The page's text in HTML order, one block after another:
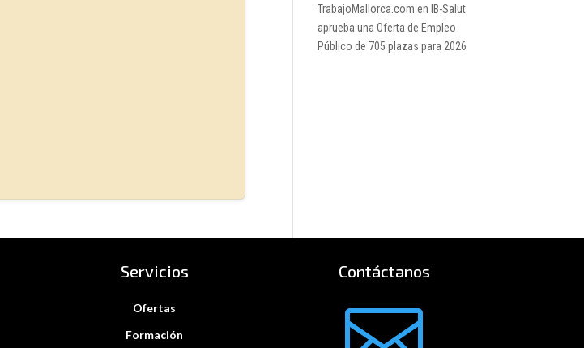
TrabajoMallorca.com en IB-Salut
aprueba una Oferta de Empleo
Público de 705 plazas para 2026
Servicios
Ofertas
Formación
Contáctanos